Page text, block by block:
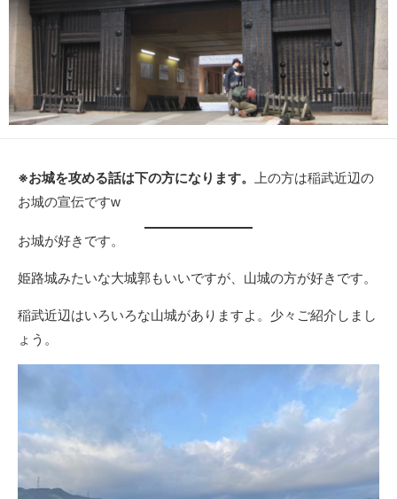
※お城を攻める話は下の方になります。
上の方は稲武近辺の
お城の宣伝ですw
お城が好きです。
姫路城みたいな大城郭もいいですが、山城の方が好きです。
稲武近辺はいろいろな山城がありますよ。少々ご紹介しまし
ょう。